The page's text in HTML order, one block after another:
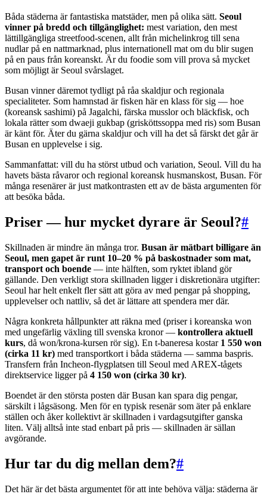
Båda städerna är fantastiska matstäder, men på olika sätt. Seoul
vinner på bredd och tillgänglighet: mest variation, den mest
lättillgängliga streetfood-scenen, allt från michelinkrog till sena
nudlar på en nattmarknad, plus internationell mat om du blir sugen
på en paus från koreanskt. Är du foodie som vill prova så mycket
som möjligt är Seoul svårslaget.
Busan vinner däremot tydligt på råa skaldjur och regionala
specialiteter. Som hamnstad är fisken här en klass för sig — hoe
(koreansk sashimi) på Jagalchi, färska musslor och bläckfisk, och
lokala rätter som dwaeji gukbap (grisköttssoppa med ris) som Busan
är känt för. Äter du gärna skaldjur och vill ha det så färskt det går är
Busan en upplevelse i sig.
Sammanfattat: vill du ha störst utbud och variation, Seoul. Vill du ha
havets bästa råvaror och regional koreansk husmanskost, Busan. För
många resenärer är just matkontrasten ett av de bästa argumenten för
att besöka båda.
Priser — hur mycket dyrare är Seoul?#
Skillnaden är mindre än många tror. Busan är mätbart billigare än
Seoul, men gapet är runt 10–20 % på baskostnader som mat,
transport och boende — inte hälften, som ryktet ibland gör
gällande. Den verkligt stora skillnaden ligger i diskretionära utgifter:
Seoul har helt enkelt fler sätt att göra av med pengar på shopping,
upplevelser och nattliv, så det är lättare att spendera mer där.
Några konkreta hållpunkter att räkna med (priser i koreanska won
med ungefärlig växling till svenska kronor — kontrollera aktuell
kurs, då won/krona-kursen rör sig). En t-baneresa kostar 1 550 won
(cirka 11 kr) med transportkort i båda städerna — samma baspris.
Transfern från Incheon-flygplatsen till Seoul med AREX-tågets
direktservice ligger på 4 150 won (cirka 30 kr).
Boendet är den största posten där Busan kan spara dig pengar,
särskilt i lågsäsong. Men för en typisk resenär som äter på enklare
ställen och åker kollektivt är skillnaden i vardagsutgifter ganska
liten. Välj alltså inte stad enbart på pris — skillnaden är sällan
avgörande.
Hur tar du dig mellan dem?#
Det här är det bästa argumentet för att inte behöva välja: städerna är